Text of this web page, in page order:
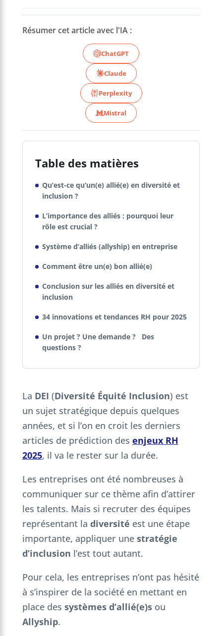
Résumer cet article avec l'IA :
ChatGPT
Claude
Perplexity
Mistral
Table des matières
Qu’est-ce qu’un(e) allié(e) en diversité et
inclusion ?
L’importance des alliés : pourquoi leur
rôle est crucial ?
Système d’alliés (allyship) en entreprise
Comment être un(e) bon allié(e)
Conclusion sur les alliés en diversité et
inclusion
34 innovations et tendances RH pour 2025
Un projet ? Une demande ? Des
questions ?
La DEI (Diversité Équité Inclusion) est
un sujet stratégique depuis quelques
années, et si l’on en croit les derniers
articles de prédiction des enjeux RH
2025, il va le rester sur la durée.
Les entreprises ont été nombreuses à
communiquer sur ce thème afin d’attirer
les talents. Mais si recruter des équipes
représentant la diversité est une étape
importante, appliquer une stratégie
d’inclusion l’est tout autant.
Pour cela, les entreprises n’ont pas hésité
à s’inspirer de la société en mettant en
place des systèmes d’allié(e)sou
Allyship.